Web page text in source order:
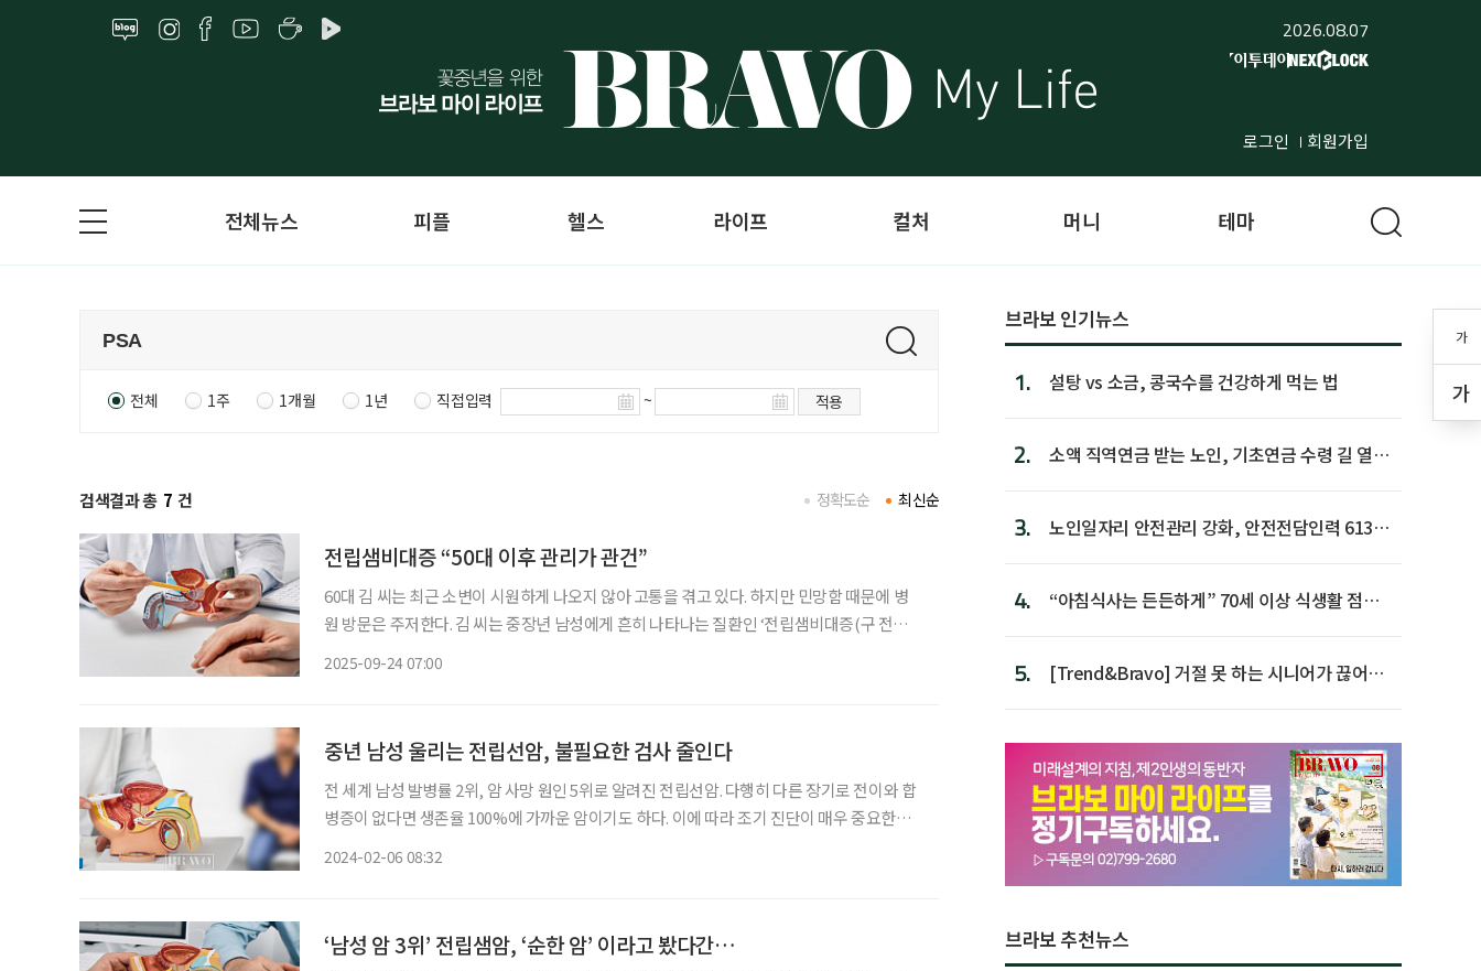
2026.08.07
로그인 회원가입
가
가
전체뉴스 피플 헬스 라이프 컬처 머니 테마
전체 1주 1개월 1년 직접입력 ~ 적용
검색결과 총 7 건 최신순
정확도순
전립샘비대증 “50대 이후 관리가 관건”
60대 김 씨는 최근 소변이 시원하게 나오지 않아 고통을 겪고 있다. 하지만 민망함 때문에 병
원 방문은 주저한다. 김 씨는 중장년 남성에게 흔히 나타나는 질환인 ‘전립샘비대증(구 전립
2025-09-24 07:00
중년 남성 울리는 전립선암, 불필요한 검사 줄인다
전 세계 남성 발병률 2위, 암 사망 원인 5위로 알려진 전립선암. 다행히 다른 장기로 전이와 합
병증이 없다면 생존율 100%에 가까운 암이기도 하다. 이에 따라 조기 진단이 매우 중요한데,
2024-02-06 08:32
‘남성 암 3위’ 전립샘암, ‘순한 암’ 이라고 봤다간…
브라보 인기뉴스
1. 설탕 vs 소금, 콩국수를 건강하게 먹는 법
2.
소액 직역연금 받는 노인, 기초연금 수령 길 열린
3.
노인일자리 안전관리 강화, 안전전담인력 613명
4.
“아침식사는 든든하게” 70세 이상 식생활 점수
5.
[Trend&Bravo] 거절 못 하는 시니어가 끊어야
브라보 추천뉴스